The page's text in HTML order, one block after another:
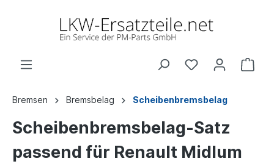
Bremsen Bremsbelag Scheibenbremsbelag
Scheibenbremsbelag-Satz
passend für Renault Midlum